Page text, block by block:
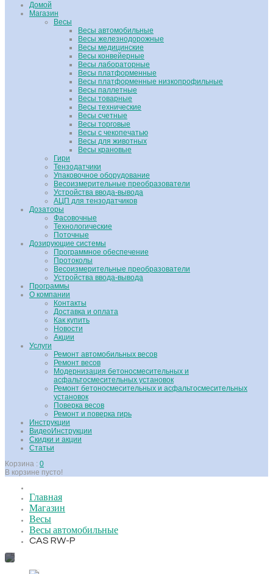
Домой
Магазин
Весы
Весы автомобильные
Весы железнодорожные
Весы медицинские
Весы конвейерные
Весы лабораторные
Весы платформенные
Весы платформенные низкопрофильные
Весы паллетные
Весы товарные
Весы технические
Весы счетные
Весы торговые
Весы с чекопечатью
Весы для животных
Весы крановые
Гири
Тензодатчики
Упаковочное оборудование
Весоизмерительные преобразователи
Устройства ввода-вывода
АЦП для тензодатчиков
Дозаторы
Фасовочные
Технологические
Поточные
Дозирующие системы
Программное обеспечение
Протоколы
Весоизмерительные преобразователи
Устройства ввода-вывода
Программы
О компании
Контакты
Доставка и оплата
Как купить
Новости
Акции
Услуги
Ремонт автомобильных весов
Ремонт весов
Модернизация бетоносмесительных и
асфальтосмесительных установок
Ремонт бетоносмесительных и асфальтосмесительных
установок
Поверка весов
Ремонт и поверка гирь
Инструкции
ВидеоИнструкции
Скидки и акции
Статьи
Корзина : 0
В корзине пусто!
Главная
Магазин
Весы
Весы автомобильные
CAS RW-P